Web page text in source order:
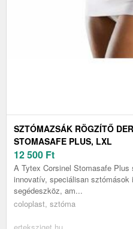
SZTÓMAZSÁK RÖGZÍTŐ
STOMASAFE PLUS, LXL
12 500 Ft
A Tytex Corsinel Stomasafe
innovatív, speciálisan
segédeszköz, am...
coloplast, sztóma